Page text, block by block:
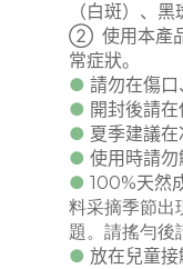
（白斑）、黑
② 使用本產
常症狀。
● 請勿在傷口
● 開封後請在
● 夏季建議在
● 使用時請勿
● 100%天然
料采摘季節出
題。請搖勻後
● 放在兒童接